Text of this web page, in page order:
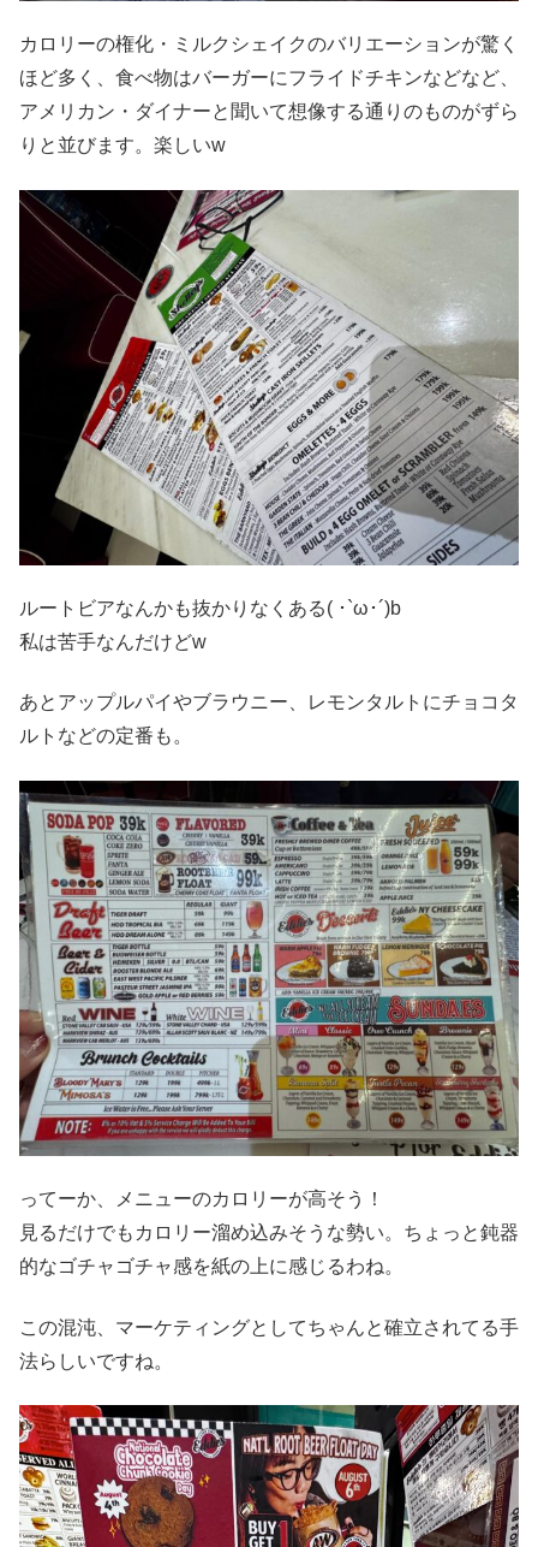
カロリーの権化・ミルクシェイクのバリエーションが驚く
ほど多く、食べ物はバーガーにフライドチキンなどなど、
アメリカン・ダイナーと聞いて想像する通りのものがずら
りと並びます。楽しいw
ルートビアなんかも抜かりなくある( ･`ω･´)b
私は苦手なんだけどw
あとアップルパイやブラウニー、レモンタルトにチョコタ
ルトなどの定番も。
ってーか、メニューのカロリーが高そう！
見るだけでもカロリー溜め込みそうな勢い。ちょっと鈍器
的なゴチャゴチャ感を紙の上に感じるわね。
この混沌、マーケティングとしてちゃんと確立されてる手
法らしいですね。